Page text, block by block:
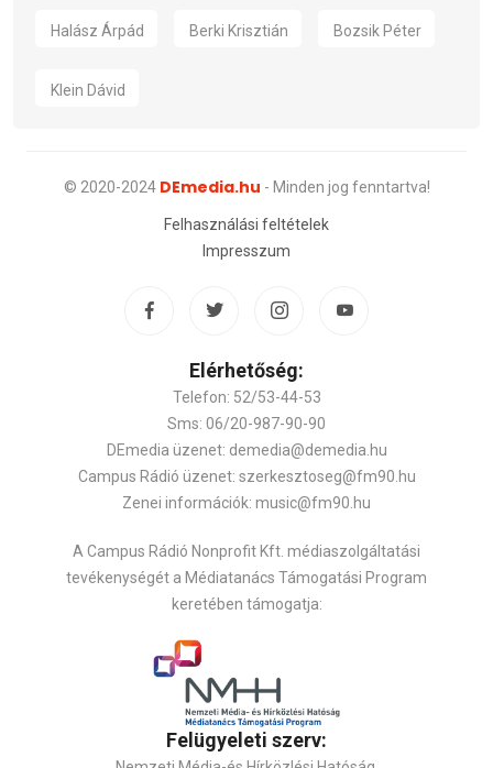
Halász Árpád Berki Krisztián Bozsik Péter
Klein Dávid
© 2020-2024 DEmedia.hu - Minden jog fenntartva!
Felhasználási feltételek
Impresszum
Elérhetőség:
Telefon: 52/53-44-53
Sms: 06/20-987-90-90
DEmedia üzenet: demedia@demedia.hu
Campus Rádió üzenet: szerkesztoseg@fm90.hu
Zenei információk: music@fm90.hu
A Campus Rádió Nonprofit Kft. médiaszolgáltatási
tevékenységét a Médiatanács Támogatási Program
keretében támogatja:
Felügyeleti szerv: